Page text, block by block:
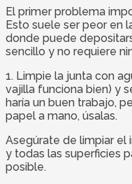
El primer problema
Esto suele ser peor en
donde puede
sencillo y no requiere
1. Limpie la junta con
vajilla funciona bien) y
haría un buen trabajo,
papel a mano, úsalas.
Asegúrate de limpiar el
y todas las superficies
posible.